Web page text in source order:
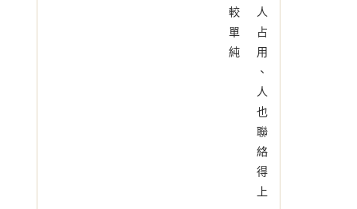
較
單
純
人
占
用
、
人
也
聯
絡
得
上